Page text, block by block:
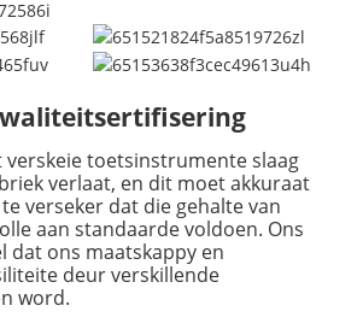
verskeie toetsinstrumente slaag
verlaat, en dit moet akkuraat
verseker dat die gehalte van
aan standaarde voldoen. Ons
dat ons maatskappy en
deur verskillende
word.